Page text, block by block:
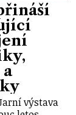
výstava